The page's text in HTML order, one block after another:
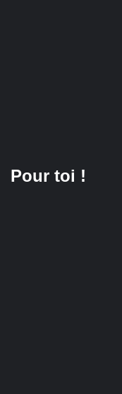
Pour toi !